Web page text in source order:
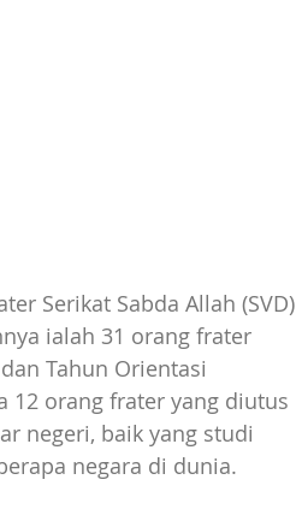
Serikat Sabda Allah (SVD)
ialah 31 orang frater
Tahun Orientasi
12 orang frater yang diutus
negeri, baik yang studi
negara di dunia.